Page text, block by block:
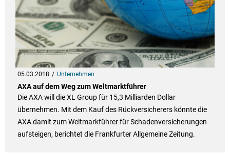
05.03.2018 Unternehmen
AXA auf dem Weg zum Weltmarktführer
Die AXA will die XL Group für 15,3 Milliarden Dollar
übernehmen. Mit dem Kauf des Rückversicherers könnte die
AXA damit zum Weltmarkführer für Schadenversicherungen
aufsteigen, berichtet die Frankfurter Allgemeine Zeitung.